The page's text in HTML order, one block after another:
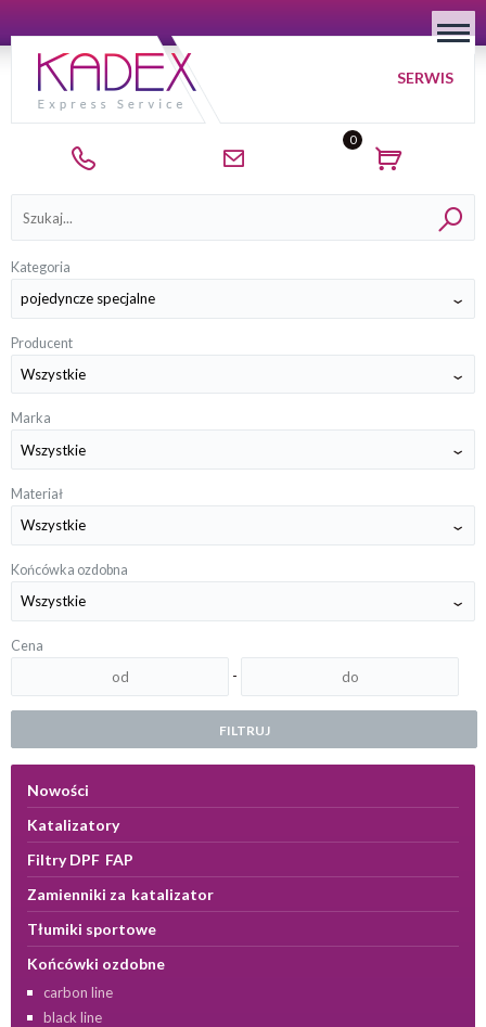
0
SERWIS
Kategoria
Producent
Marka
Materiał
Końcówka ozdobna
Cena
-
FILTRUJ
Kategorie
Nowości
Katalizatory
Filtry DPF FAP
Zamienniki za katalizator
Tłumiki sportowe
Końcówki ozdobne
carbon line
black line